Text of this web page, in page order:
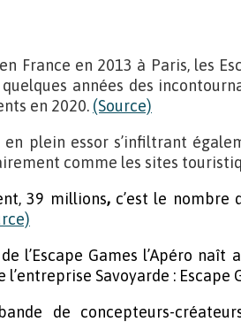
France en 2013 à Paris, les
quelques années des
en 2020. (Source)
plein essor s’infiltrant
comme les sites
39 millions,c’est le nombre
l’Escape Games l’Apéro
l’entreprise Savoyarde : Escape
de concepteurs-